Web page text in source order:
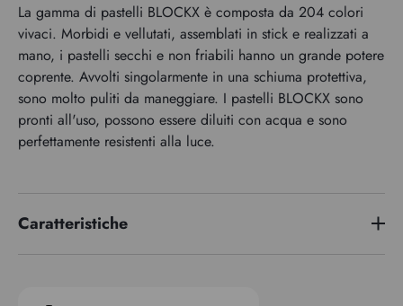
La gamma di pastelli BLOCKX è composta da 204 colori
vivaci. Morbidi e vellutati, assemblati in stick e realizzati a
mano, i pastelli secchi e non friabili hanno un grande potere
coprente. Avvolti singolarmente in una schiuma protettiva,
sono molto puliti da maneggiare. I pastelli BLOCKX sono
pronti all'uso, possono essere diluiti con acqua e sono
perfettamente resistenti alla luce.
Caratteristiche